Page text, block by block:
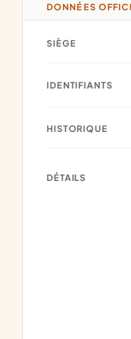
DONNÉES
SIÈGE
IDENTIFIANTS
HISTORIQUE
DÉTAILS